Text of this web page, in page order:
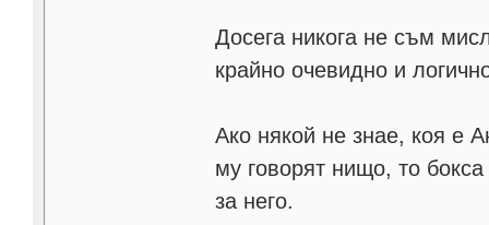
Досега никога не съм
крайно очевидно и
Ако някой не знае, коя е
му говорят нищо, то
за него.